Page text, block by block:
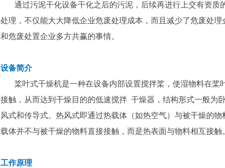
通过污泥干化设备干化之后的污泥，后续再进行上交有资质
处理，不仅能大大降低企业危废处理成本，而且减少了危废处
和危废处置企业多方共赢的事情。
设备简介
桨叶式干燥机是一种在设备内部设置搅拌桨，使湿物料在桨
接触，从而达到干燥目的的低速搅拌 干燥器，结构形式一般为
风式和传导式。热风式即通过热载体（如热空气）与被干燥的
载体并不与被干燥的物料直接接触，而是热表面与物料相互接触
工作原理